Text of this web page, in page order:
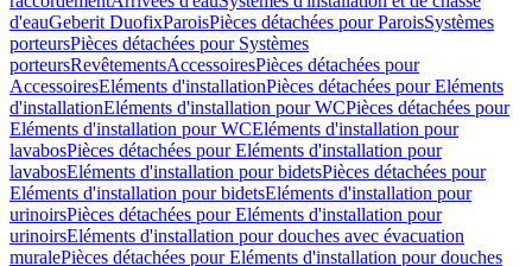
d'eauGeberit DuofixParoisPièces détachées pour ParoisSystèmes
porteursPièces détachées pour Systèmes
porteursRevêtementsAccessoiresPièces détachées pour
AccessoiresEléments d'installationPièces détachées pour Eléments
d'installationEléments d'installation pour WCPièces détachées pour
Eléments d'installation pour WCEléments d'installation pour
lavabosPièces détachées pour Eléments d'installation pour
lavabosEléments d'installation pour bidetsPièces détachées pour
Eléments d'installation pour bidetsEléments d'installation pour
urinoirsPièces détachées pour Eléments d'installation pour
urinoirsEléments d'installation pour douches avec évacuation
muralePièces détachées pour Eléments d'installation pour douches